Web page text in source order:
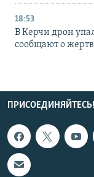
18:53
В Керчи дрон
сообщают о
ПРИСОЕДИНЯЙТЕСЬ!